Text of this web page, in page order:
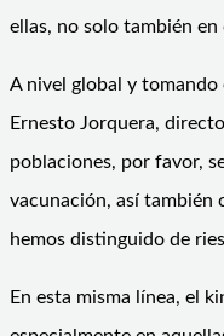
ellas, no solo también en
A nivel global y
Ernesto Jorquera,
poblaciones, por favor,
vacunación, así también
hemos distinguido de
En esta misma línea, el